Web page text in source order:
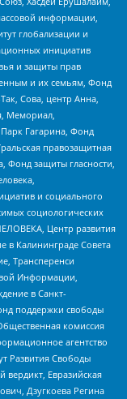
информации,
глобализации и
инициатив
и защиты прав
и их семьям, Фонд
Сова, центр Анна,
Мемориал,
Гагарина, Фонд
правозащитная
Фонд защиты гласности,
и социального
социологических
Центр развития
в Калининграде Совета
Трансперенси
Информации,
в Санкт-
поддержки свободы
комиссия
агентство
Развития Свободы
Евразийская
Дзугкоева Регина